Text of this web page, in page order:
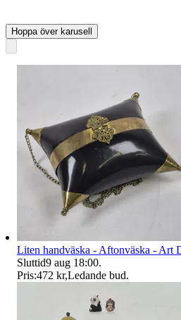
Hoppa över karusell
Liten handväska - Aftonväska - Art
Sluttid9 aug 18:00.
Pris:472 kr,Ledande bud.